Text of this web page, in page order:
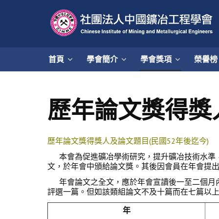
首頁 學會簡介 學會獎項 榮譽榜
歷年論文獎得獎
歷年論文獎得獎人及論文題目(民國52年後迄今)
本會為促進礦冶學術研究，提升礦冶技術水準
文，於年會中頒給論文獎。其後因會員在年會提
年會論文之全文，應於年會宣讀後一至二個月
評選一篇。但如該類組論文不及十篇而在七篇以
年